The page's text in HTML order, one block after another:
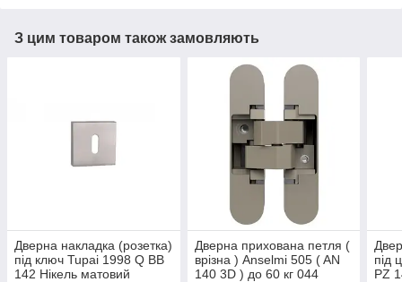
З цим товаром також замовляють
Дверна накладка (розетка)
під ключ Tupai 1998 Q BB
142 Нікель матовий
Дверна прихована петля (
врізна ) Anselmi 505 ( AN
140 3D ) до 60 кг 044
під
PZ